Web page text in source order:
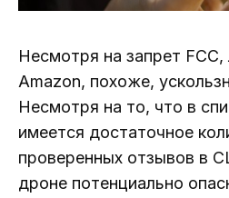
Несмотря на запрет FCC,
Amazon, похоже,
Несмотря на то, что в
имеется достаточное
проверенных отзывов в
дроне потенциально